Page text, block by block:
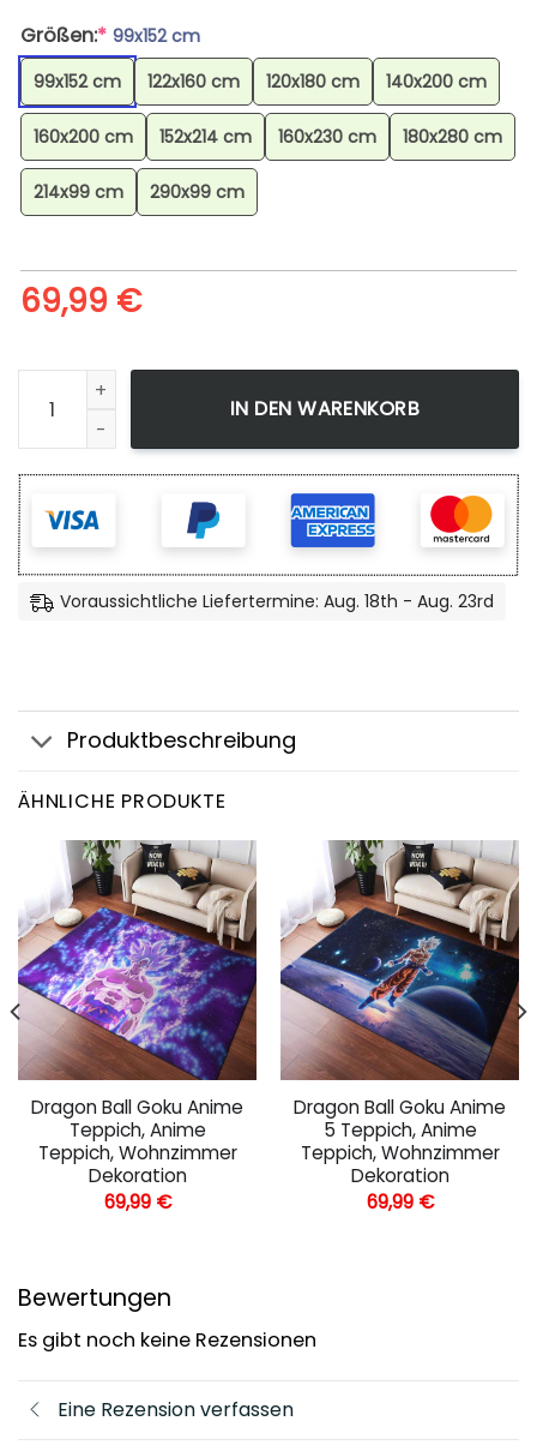
Größen:* 99x152 cm
99x152 cm
122x160 cm 120x180 cm 140x200 cm
160x200 cm 152x214 cm 160x230 cm 180x280 cm
214x99 cm 290x99 cm
69,99 €
Dragon Ball Goku Anime 6 Teppich, Anime Teppich,
IN DEN WARENKORB
Voraussichtliche Liefertermine: Aug. 18th - Aug. 23rd
Produktbeschreibung
ÄHNLICHE PRODUKTE
Dragon Ball Goku Anime
Teppich, Anime
Teppich, Wohnzimmer
Dekoration
69,99 €
Dragon Ball Goku Anime
5 Teppich, Anime
Teppich, Wohnzimmer
Dekoration
69,99 €
Bewertungen
Es gibt noch keine Rezensionen
Eine Rezension verfassen